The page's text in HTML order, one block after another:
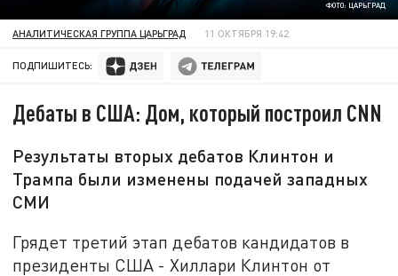
ФОТО: ЦАРЬГРАД
АНАЛИТИЧЕСКАЯ ГРУППА ЦАРЬГРАД 11 ОКТЯБРЯ 19:42
ПОДПИШИТЕСЬ:
Дебаты в США: Дом, который построил CNN
Результаты вторых дебатов Клинтон и
Трампа были изменены подачей западных
СМИ
Грядет третий этап дебатов кандидатов в
президенты США - Хиллари Клинтон от